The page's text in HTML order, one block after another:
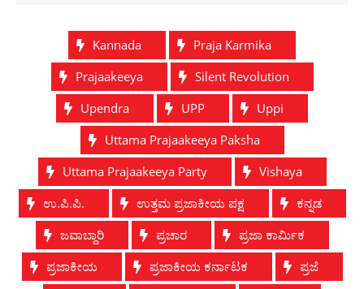
Kannada
Praja Karmika
Prajaakeeya
Silent Revolution
Upendra
UPP
Uppi
Uttama Prajaakeeya Paksha
Uttama Prajaakeeya Party
Vishaya
ಉ.ಪಿ.ಪಿ.
ಉತ್ತಮ ಪ್ರಜಾಕೀಯ ಪಕ್ಷ
ಕನ್ನಡ
ಜವಾಬ್ದಾರಿ
ಪ್ರಚಾರ
ಪ್ರಜಾ ಕಾರ್ಮಿಕ
ಪ್ರಜಾಕೀಯ
ಪ್ರಜಾಕೀಯ ಕರ್ನಾಟಕ
ಪ್ರಜೆ